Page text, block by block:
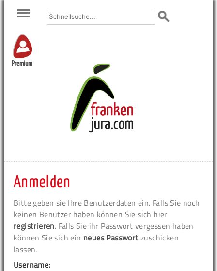
Premium
Anmelden
Bitte geben sie Ihre Benutzerdaten ein. Falls Sie noch
keinen Benutzer haben können Sie sich hier
registrieren. Falls Sie ihr Passwort vergessen haben
können Sie sich ein neues Passwort zuschicken
lassen.
Username: